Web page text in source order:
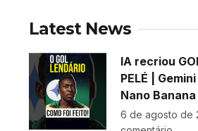
Latest News
IA recriou
PELÉ |
Nano Banana
6 de agosto de